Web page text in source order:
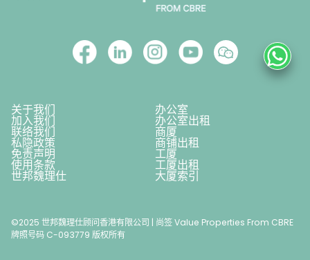
关于我们 办公室
加入我们 办公室出租
联络我们 商厦
私隐政策 商铺出租
免责声明 工厦
使用条款 工厦出租
世邦魏理仕 大厦索引
©2025 世邦魏理仕顾问香港有限公司 | 尚签 Value Properties From CBRE
牌照号码 C-093779 版权所有